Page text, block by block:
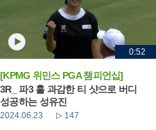
0:52
[KPMG 위민스 PGA 챔피언십]
3R_ 파3 홀 과감한 티 샷으로 버디
성공하는 성유진
2024.06.23 147